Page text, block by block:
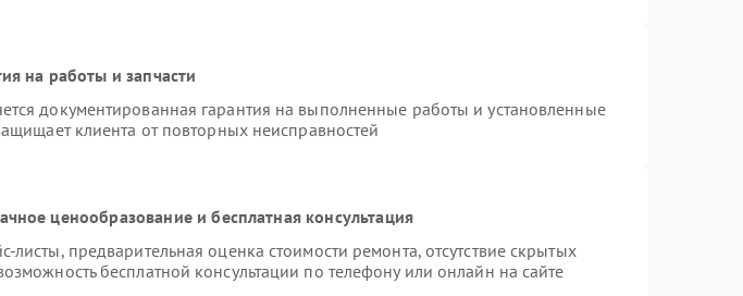
на работы и запчасти
документированная гарантия на выполненные работы и установленные
клиента от повторных неисправностей
ценообразование и бесплатная консультация
листы, предварительная оценка стоимости ремонта, отсутствие скрытых
бесплатной консультации по телефону или онлайн на сайте